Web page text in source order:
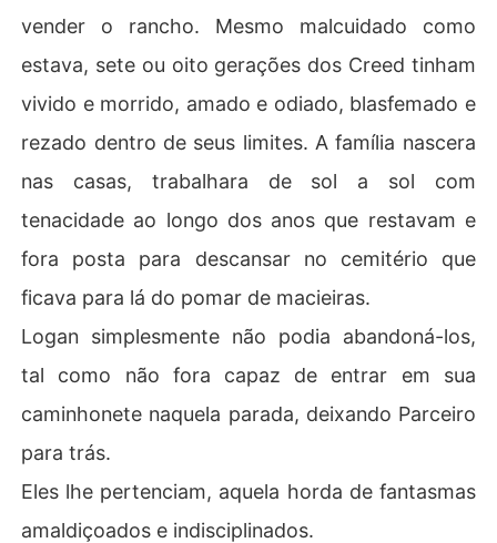
vender o rancho. Mesmo malcuidado como
estava, sete ou oito gerações dos Creed tinham
vivido e morrido, amado e odiado, blasfemado e
rezado dentro de seus limites. A família nascera
nas casas, trabalhara de sol a sol com
tenacidade ao longo dos anos que restavam e
fora posta para descansar no cemitério que
ficava para lá do pomar de macieiras.
Logan simplesmente não podia abandoná-los,
tal como não fora capaz de entrar em sua
caminhonete naquela parada, deixando Parceiro
para trás.
Eles lhe pertenciam, aquela horda de fantasmas
amaldiçoados e indisciplinados.